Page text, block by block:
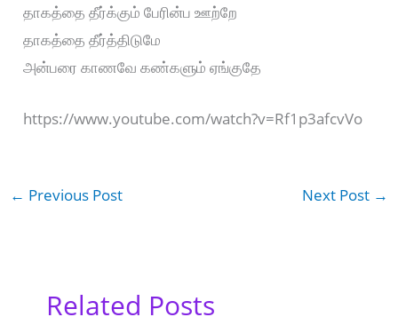
தாகத்தை தீர்க்கும் பேரின்ப ஊற்றே
தாகத்தை தீர்த்திடுமே
அன்பரை காணவே கண்களும் ஏங்குதே
https://www.youtube.com/watch?v=Rf1p3afcvVo
← Previous Post Next Post →
Related Posts